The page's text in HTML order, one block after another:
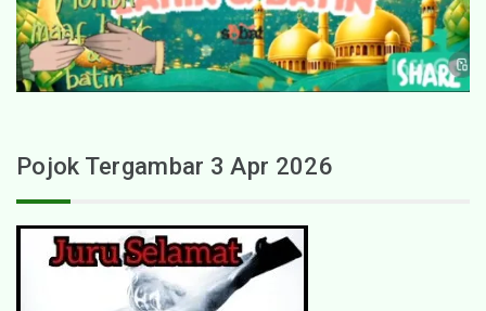
Pojok Tergambar 3 Apr 2026